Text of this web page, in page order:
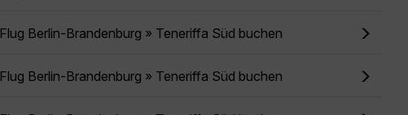
Flug Berlin-Brandenburg » Teneriffa Süd buchen
Flug Berlin-Brandenburg » Teneriffa Süd buchen